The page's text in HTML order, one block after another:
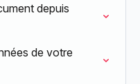
depuis
de votre